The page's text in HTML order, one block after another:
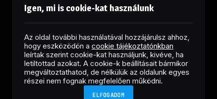
FacebookLinkedInX
(Twitter)
RSS
Igen, mi is cookie-kat használunk
Az oldal további használatával hozzájárulsz ahhoz,
hogy eszközödön a cookie tájékoztatónkban
leírtak szerint cookie-kat használjunk, kivéve, ha
letiltottad azokat. A cookie-k beállításait bármikor
megváltoztathatod, de nélkülük az oldalunk egyes
részei nem fognak megfelelően működni.
ELFOGADOM